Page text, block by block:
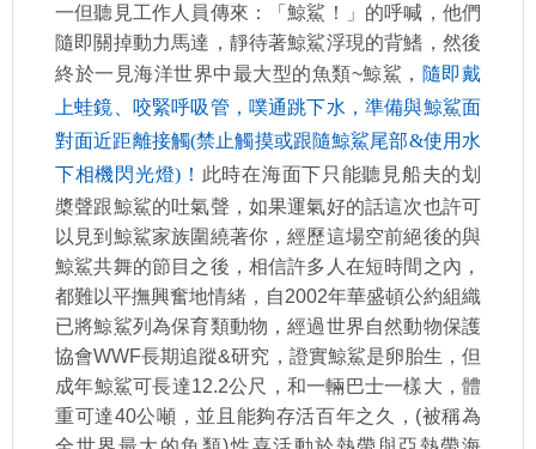
一但聽見工作人員傳來：「鯨鯊！」的呼喊，他們
隨即關掉動力馬達，靜待著鯨鯊浮現的背鰭，然後
終於一見海洋世界中最大型的魚類~鯨鯊， 隨即戴
上蛙鏡、咬緊呼吸管，噗通跳下水，準備與鯨鯊面
對面近距離接觸(禁止觸摸或跟隨鯨鯊尾部&使用水
下相機閃光燈)！ 此時在海面下只能聽見船夫的划
槳聲跟鯨鯊的吐氣聲，如果運氣好的話這次也許可
以見到鯨鯊家族圍繞著你，經歷這場空前絕後的與
鯨鯊共舞的節目之後，相信許多人在短時間之內，
都難以平撫興奮地情緒，自2002年華盛頓公約組織
已將鯨鯊列為保育類動物，經過世界自然動物保護
協會WWF長期追蹤&研究，證實鯨鯊是卵胎生，但
成年鯨鯊可長達12.2公尺，和一輛巴士一樣大，體
重可達40公噸，並且能夠存活百年之久，(被稱為